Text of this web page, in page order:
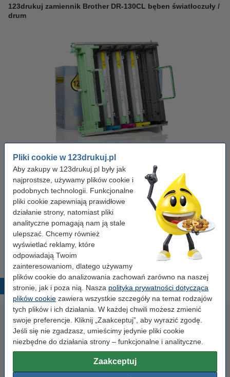
Pliki cookie w 123drukuj.pl
Aby zakupy w 123drukuj.pl były jak
najprostsze, używamy plików cookie i
podobnych technologii. Funkcjonalne
pliki cookie zapewniają prawidłowe
działanie strony, natomiast pliki
analityczne pomagają nam ją stale
ulepszać. Chcemy również
wyświetlać reklamy, które
odpowiadają Twoim
zainteresowaniom, dlatego używamy
plików cookie do analizowania zachowań zarówno na naszej
stronie, jak i poza nią. Nasza polityka prywatności dotycząca
plików cookie zawiera wszystkie szczegóły na temat rodzajów
tych plików i ich działania. W każdej chwili możesz zmienić
swoje preferencje. Kliknij „Zaakceptuj”, aby wyrazić zgodę.
Jeśli się nie zgadzasz, umieścimy jedynie pliki cookie
niezbędne do działania strony – funkcjonalne i analityczne.
Zaakceptuj
123drukuj zamiennik Brother DR-130CL bęben światłoczuły /
drum
Pojemność: standard Marka: 123drukuj
OEM: DR130CL
Kliknij i sprawdź całą specyfikacje
Zaoszczędź ponad55%w porównaniu do wersji oryginalnej!
Dostępny
Zamów na poniedziałek
Za stronę
299,00 zł Zamawiam
Popularne produkty